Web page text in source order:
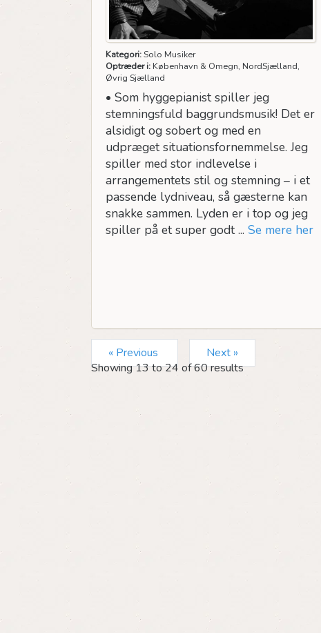
Kategori:Solo Musiker
Optræder i: København & Omegn, NordSjælland,
Øvrig Sjælland
• Som hyggepianist spiller jeg
stemningsfuld baggrundsmusik! Det er
alsidigt og sobert og med en
udpræget situationsfornemmelse. Jeg
spiller med stor indlevelse i
arrangementets stil og stemning – i et
passende lydniveau, så gæsterne kan
snakke sammen. Lyden er i top og jeg
spiller på et super godt ... Se mere her
« Previous
Next »
Showing13to24 of60results